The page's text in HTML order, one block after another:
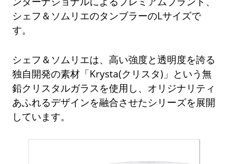
シェフ＆ソムリエのタンブラーのLサイズで
す。
シェフ＆ソムリエは、高い強度と透明度を誇る
独自開発の素材「Krysta(クリスタ)」という無
鉛クリスタルガラスを使用し、オリジナリティ
あふれるデザインを融合させたシリーズを展開
しています。